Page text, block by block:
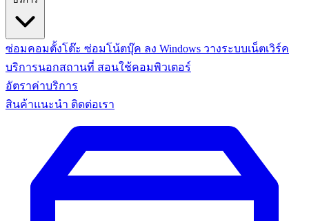
ซ่อมคอมตั้งโต๊ะ ซ่อมโน้ตบุ๊ค ลง Windows วางระบบเน็ตเวิร์ค
บริการนอกสถานที่ สอนใช้คอมพิวเตอร์
อัตราค่าบริการ
สินค้าแนะนำ ติดต่อเรา